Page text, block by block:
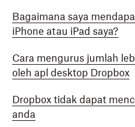
Bagaimana saya
iPhone atau iPad saya?
Cara mengurus jumlah
oleh apl desktop Dropbox
Dropbox tidak dapat
anda